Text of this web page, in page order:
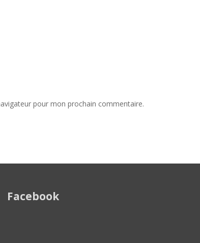
pour mon prochain commentaire.
Facebook